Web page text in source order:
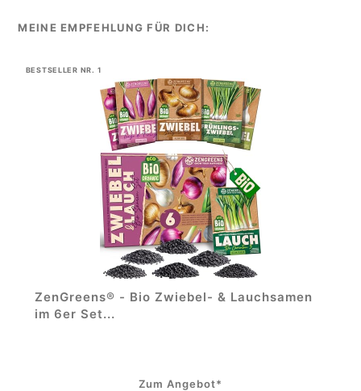
BESTSELLER NR. 1
ZenGreens® - Bio Zwiebel- & Lauchsamen
im 6er Set...
Zum Angebot*